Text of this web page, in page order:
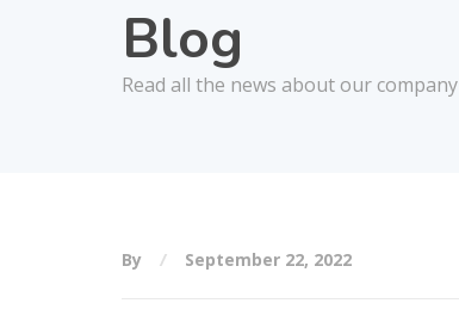
Blog
Read all the news about our company
By September 22, 2022